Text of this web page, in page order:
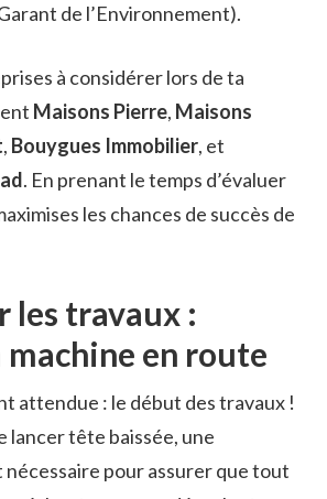
de l’Environnement).
à considérer lors de ta
Maisons Pierre, Maisons
, Bouygues Immobilier, et
. En prenant le temps d’évaluer
les chances de succès de
les travaux :
en route
attendue : le début des travaux !
lancer tête baissée, une
pour assurer que tout